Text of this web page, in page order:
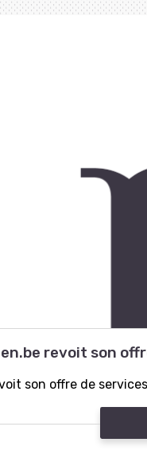
revoit son
son offre de